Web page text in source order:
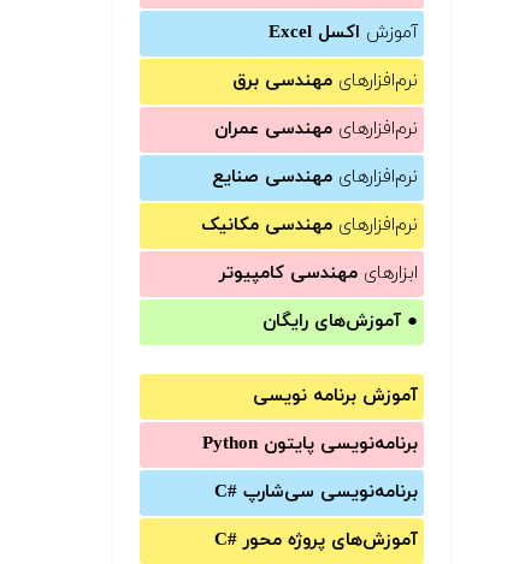
آموزش اکسل Excel
نرم‌افزارهای مهندسی برق
نرم‌افزارهای مهندسی عمران
نرم‌افزارهای مهندسی صنایع
نرم‌افزارهای مهندسی مکانیک
ابزارهای مهندسی کامپیوتر
● آموزش‌های رایگان
آموزش برنامه نویسی
برنامه‌نویسی پایتون Python
برنامه‌‌نویسی سی‌شارپ C#‎
آموزش‌های پروژه محور #C